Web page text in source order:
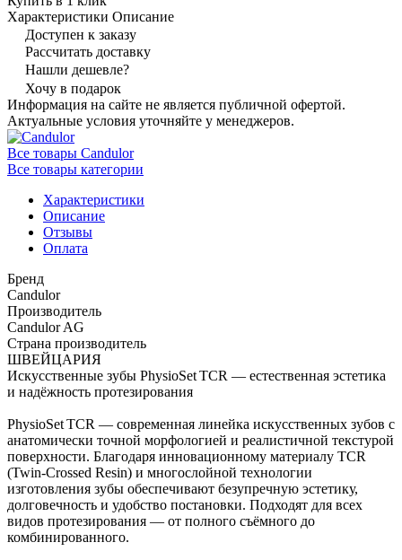
Характеристики Описание
Доступен к заказу
Рассчитать доставку
Нашли дешевле?
Хочу в подарок
Информация на сайте не является публичной офертой.
Актуальные условия уточняйте у менеджеров.
Все товары Candulor
Все товары категории
Характеристики
Описание
Отзывы
Оплата
Бренд
Candulor
Производитель
Candulor AG
Страна производитель
ШВЕЙЦАРИЯ
Искусственные зубы PhysioSet TCR — естественная эстетика
и надёжность протезирования
PhysioSet TCR — современная линейка искусственных зубов с
анатомически точной морфологией и реалистичной текстурой
поверхности. Благодаря инновационному материалу TCR
(Twin‑Crossed Resin) и многослойной технологии
изготовления зубы обеспечивают безупречную эстетику,
долговечность и удобство постановки. Подходят для всех
видов протезирования — от полного съёмного до
комбинированного.